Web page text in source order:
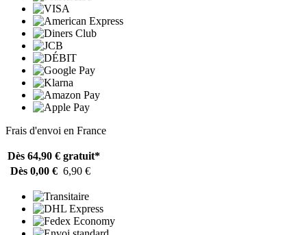
Frais d'envoi en France
Dès 64,90 € gratuit*
Dès 0,00 € 6,90 €